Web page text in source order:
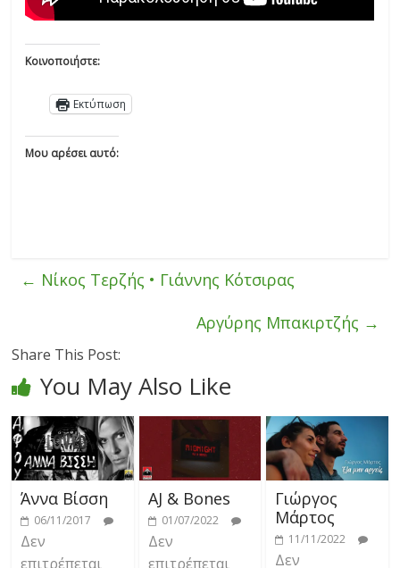
Κοινοποιήστε:
Εκτύπωση
Μου αρέσει αυτό:
← Νίκος Τερζής • Γιάννης Κότσιρας
Αργύρης Μπακιρτζής →
Share This Post:
You May Also Like
Άννα Βίσση
06/11/2017
Δεν
επιτρέπεται
AJ & Bones
01/07/2022
Δεν
επιτρέπεται
Γιώργος
Μάρτος
11/11/2022
Δεν